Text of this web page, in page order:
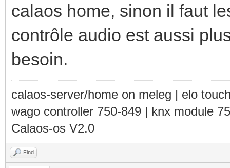
calaos home, sinon il faut
contrôle audio est aussi
besoin.
calaos-server/home on meleg | elo
wago controller 750-849 | knx module
Calaos-os V2.0
Find